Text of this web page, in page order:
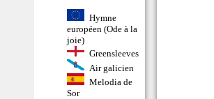
Hymne
européen (Ode à la
joie)
Greensleeves
Air galicien
Melodia de
Sor